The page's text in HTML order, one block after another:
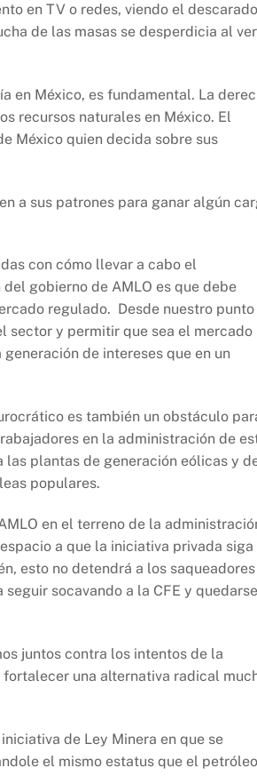
en TV o redes, viendo el descarado
de las masas se desperdicia al
en México, es fundamental. La
recursos naturales en México. El
México quien decida sobre sus
a sus patrones para ganar algún
con cómo llevar a cabo el
gobierno de AMLO es que debe
regulado. Desde nuestro punto
sector y permitir que sea el mercado
de intereses que en un
es también un obstáculo
en la administración de
plantas de generación eólicas y
populares.
en el terreno de la
a que la iniciativa privada siga
esto no detendrá a los saqueadores
socavando a la CFE y quedarse
juntos contra los intentos de la
una alternativa radical
de Ley Minera en que se
el mismo estatus que el